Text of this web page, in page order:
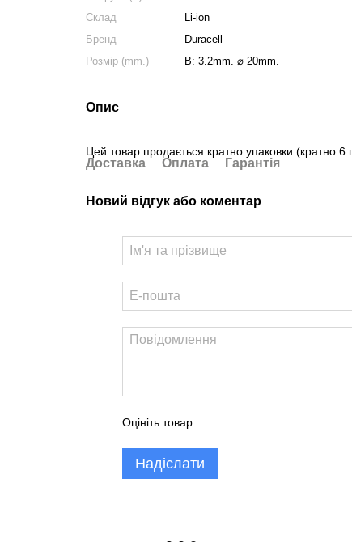
Склад
Li-ion
Бренд
Duracell
Розмір (mm.)
В: 3.2mm. ⌀ 20mm.
Опис
Цей товар продається кратно упаковки (кратно 6
Доставка Оплата Гарантія
Новий відгук або коментар
Оцініть товар
Надіслати